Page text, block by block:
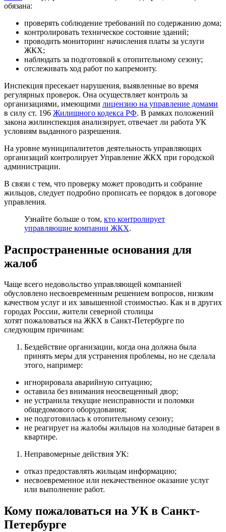
обязана:
проверять соблюдение требований по содержанию дома;
контролировать техническое состояние зданий;
проводить мониторинг начисления платы за услуги
ЖКХ;
наблюдать за подготовкой к отопительному сезону;
отслеживать ход работ по капремонту.
Инспекция пресекает нарушения, выявленные во время
регулярных проверок. Она осуществляет контроль за
организациями, имеющими лицензию на управление домами
в силу ст. 196 Жилищного кодекса РФ. В рамках положений
закона жилинспекция анализирует, отвечает ли работа УК
условиям выданного разрешения.
На уровне муниципалитетов деятельность управляющих
организаций контролирует Управление ЖКХ при городской
администрации.
В связи с тем, что проверку может проводить и собрание
жильцов, следует подробно прописать ее порядок в договоре
управления.
Узнайте больше о том, кто контролирует
управляющие компании ЖКХ.
Распространенные основания для
жалоб
Чаще всего недовольство управляющей компанией
обусловлено несвоевременным решением вопросов, низким
качеством услуг и их завышенной стоимостью. Как и в других
городах России, жители северной столицы
хотят пожаловаться на ЖКХ в Санкт-Петербурге по
следующим причинам:
Бездействие организации, когда она должна была
принять меры для устранения проблемы, но не сделала
этого, например:
игнорировала аварийную ситуацию;
оставила без внимания неосвещенный двор;
не устранила текущие неисправности и поломки
общедомового оборудования;
не подготовилась к отопительному сезону;
не реагирует на жалобы жильцов на холодные батареи в
квартире.
Неправомерные действия УК:
отказ предоставлять жильцам информацию;
несвоевременное или некачественное оказание услуг
или выполнение работ.
Кому пожаловаться на УК в Санкт-
Петербурге